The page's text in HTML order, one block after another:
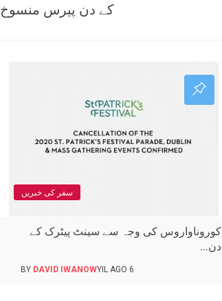
کے دن پیرس منسوخ
سفر کی خبریں
کوروناواروس کی وجہ سے سینٹ پیٹرک کے
دن...
BY DAVID IWANOW 6 YIL AGO